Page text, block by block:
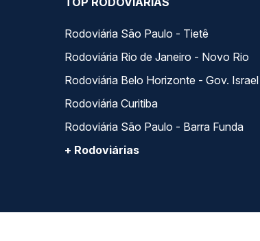
Rodoviária São Paulo - Tietê
Rodoviária Rio de Janeiro - Novo Rio
Rodoviária Belo Horizonte - Gov.
Rodoviária Curitiba
Rodoviária São Paulo - Barra Funda
+ Rodoviárias